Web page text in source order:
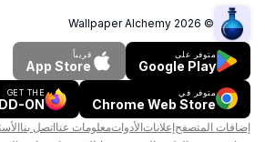
©
2026
Wallpaper Alchemy
متوفر على
Google Play
قريباً
App Store
متوفر في
Chrome Web Store
GET THE
ON
إضافات المتصفحإعلاناتالأدواتمعلومات عنااتصل بنا